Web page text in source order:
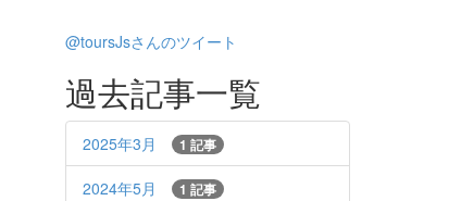
@toursJsさんのツイート
過去記事一覧
2025年3月 1 記事
2024年5月 1 記事